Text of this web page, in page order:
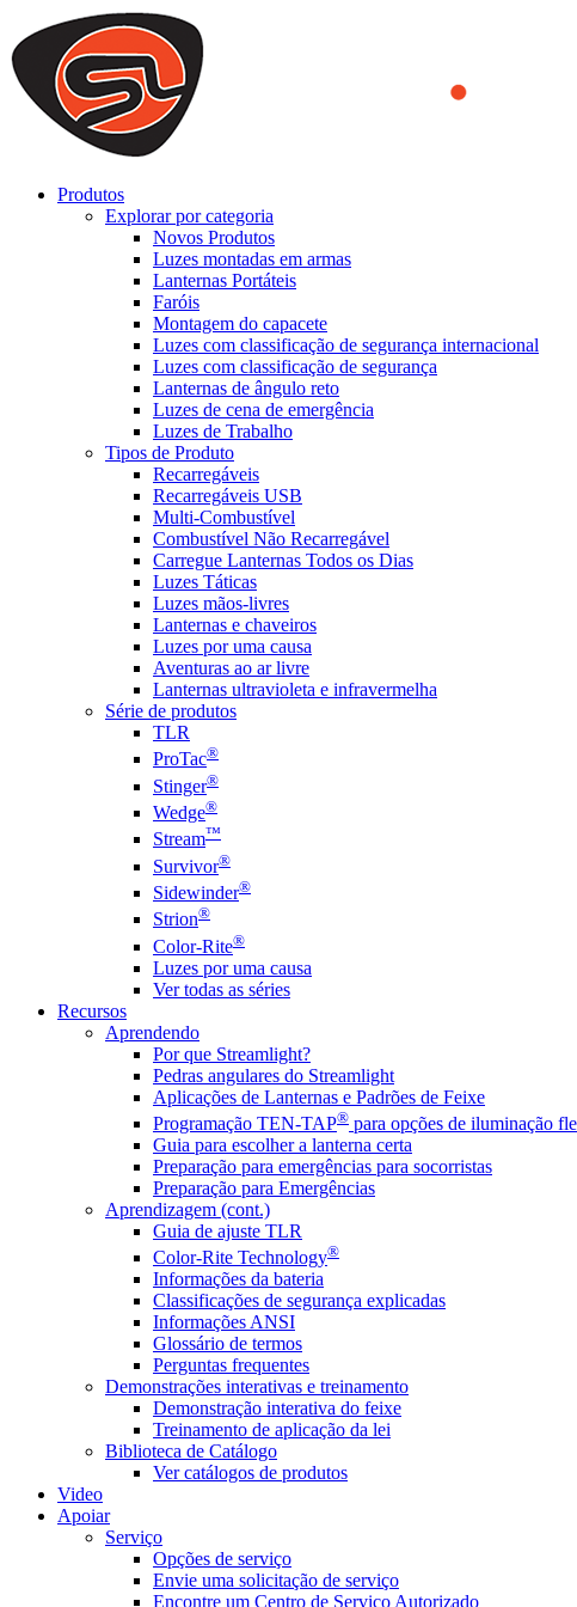
We use cookies to ensure that we provide you the best experience on
you a better experience. To learn more or to find out how you can disable
ACCEPT AND CLOSE
Produtos
Explorar por categoria
Novos Produtos
Luzes montadas em armas
Lanternas Portáteis
Faróis
Montagem do capacete
Luzes com classificação de segurança internacional
Luzes com classificação de segurança
Lanternas de ângulo reto
Luzes de cena de emergência
Luzes de Trabalho
Tipos de Produto
Recarregáveis
Recarregáveis USB
Multi-Combustível
Combustível Não Recarregável
Carregue Lanternas Todos os Dias
Luzes Táticas
Luzes mãos-livres
Lanternas e chaveiros
Luzes por uma causa
Aventuras ao ar livre
Lanternas ultravioleta e infravermelha
Série de produtos
TLR
ProTac®
Stinger®
Wedge®
Stream™
Survivor®
Sidewinder®
Strion®
Color-Rite®
Luzes por uma causa
Ver todas as séries
Recursos
Aprendendo
Por que Streamlight?
Pedras angulares do Streamlight
Aplicações de Lanternas e Padrões de Feixe
Programação TEN-TAP® para opções de iluminação
Guia para escolher a lanterna certa
Preparação para emergências para socorristas
Preparação para Emergências
Aprendizagem (cont.)
Guia de ajuste TLR
Color-Rite Technology®
Informações da bateria
Classificações de segurança explicadas
Informações ANSI
Glossário de termos
Perguntas frequentes
Demonstrações interativas e treinamento
Demonstração interativa do feixe
Treinamento de aplicação da lei
Biblioteca de Catálogo
Ver catálogos de produtos
Video
Apoiar
Serviço
Opções de serviço
Envie uma solicitação de serviço
Encontre um Centro de Serviço Autorizado